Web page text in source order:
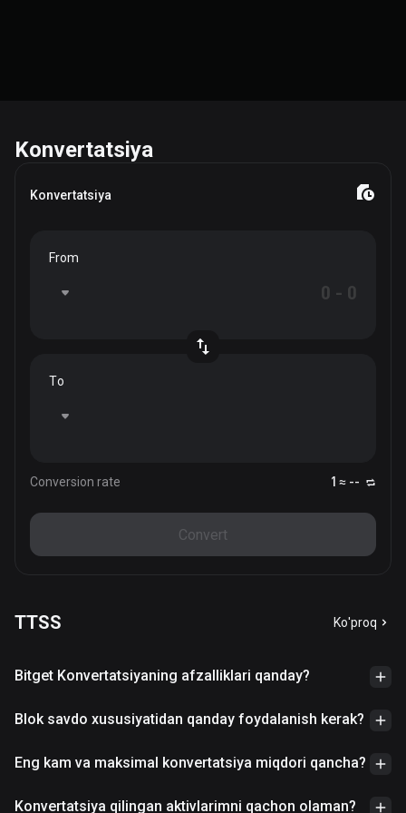
Konvertatsiya
Konvertatsiya
From
To
Conversion rate 1 ≈ --
Convert
TTSS Ko'proq
Bitget Konvertatsiyaning afzalliklari qanday?
Blok savdo xususiyatidan qanday foydalanish kerak?
Eng kam va maksimal konvertatsiya miqdori qancha?
Konvertatsiya qilingan aktivlarimni qachon olaman?